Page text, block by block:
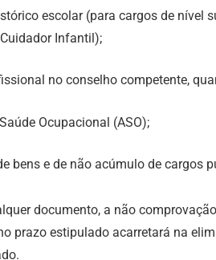
escolar (para cargos de nível
Infantil);
no conselho competente,
Ocupacional (ASO);
bens e de não acúmulo de cargos
documento, a não
prazo estipulado acarretará na